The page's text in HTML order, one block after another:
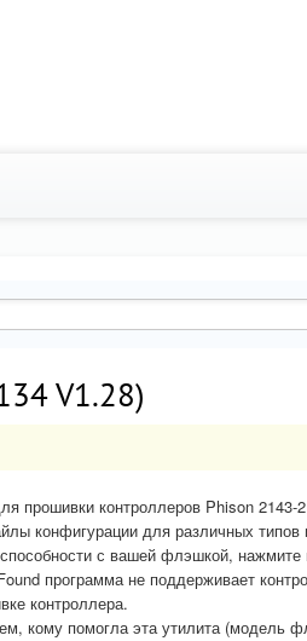
V1.28)
прошивки контроллеров Phison 2143-
конфигурации для различных
с вашей флэшкой, нажмите
программа не поддерживает
контроллера.
кому помогла эта утилита (модель